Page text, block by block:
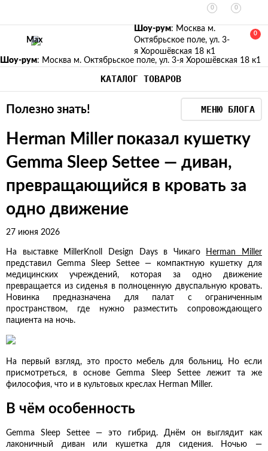
0 0
Max
Шоу-рум: Москва м.
Октябрьское поле, ул. 3-
я Хорошёвская 18 к1
0
Шоу-рум: Москва м. Октябрьское поле, ул. 3-я Хорошёвская 18 к1
КАТАЛОГ ТОВАРОВ
МЕНЮ БЛОГА
Полезно знать!
Herman Miller показал кушетку
Gemma Sleep Settee — диван,
превращающийся в кровать за
одно движение
27 июня 2026
На выставке MillerKnoll Design Days в Чикаго
Herman Miller
представил Gemma Sleep Settee — компактную кушетку для
медицинских учреждений, которая за одно движение
превращается из сиденья в полноценную двуспальную кровать.
Новинка предназначена для палат с ограниченным
пространством, где нужно разместить сопровождающего
пациента на ночь.
На первый взгляд, это просто мебель для больниц. Но если
присмотреться, в основе Gemma Sleep Settee лежит та же
философия, что и в культовых креслах Herman Miller.
В чём особенность
Gemma Sleep Settee — это гибрид. Днём он выглядит как
лаконичный диван или кушетка для сидения. Ночью —